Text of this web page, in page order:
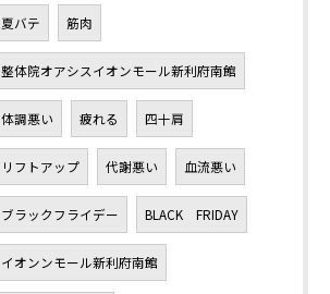
夏バテ 筋肉
整体院オアシスイオンモール新利府南館
体調悪い 疲れる 四十肩
リフトアップ 代謝悪い 血流悪い
ブラックフライデー BLACK FRIDAY
イオンンモール新利府南館